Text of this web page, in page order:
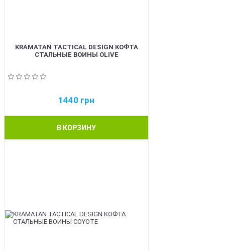
KRAMATAN TACTICAL DESIGN КОФТА
СТАЛЬНЫЕ ВОИНЫ OLIVE
1440 грн
В КОРЗИНУ